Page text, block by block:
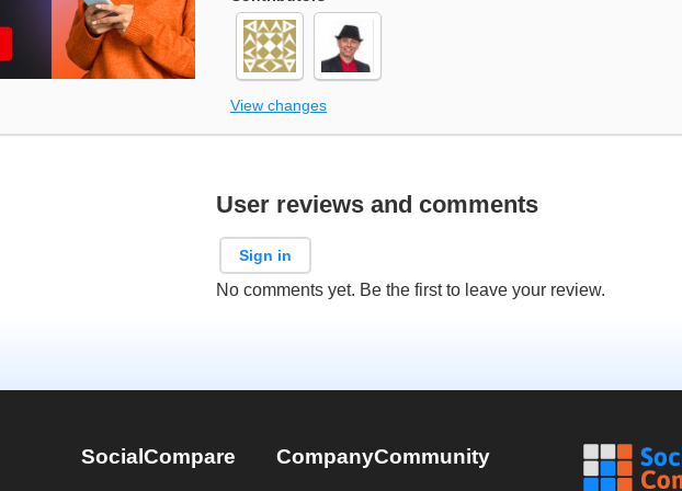
View changes
User reviews and comments
Sign in
No comments yet. Be the first to leave your review.
SocialCompare CompanyCommunity